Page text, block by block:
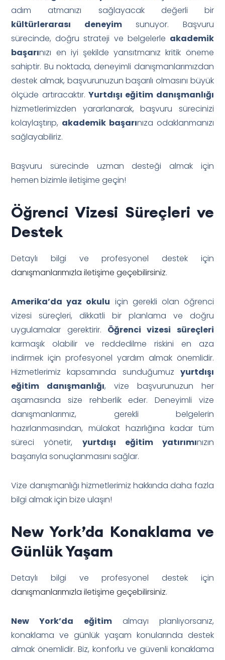
adım atmanızı sağlayacak değerli bir
kültürlerarası deneyimsunuyor. Başvuru
sürecinde, doğru strateji ve belgelerle akademik
başarınızı en iyi şekilde yansıtmanız kritik öneme
sahiptir. Bu noktada, deneyimli danışmanlarımızdan
destek almak, başvurunuzun başarılı olmasını büyük
ölçüde artıracaktır. Yurtdışı eğitim danışmanlığı
hizmetlerimizden yararlanarak, başvuru sürecinizi
kolaylaştırıp, akademik başarınıza odaklanmanızı
sağlayabiliriz.
Başvuru sürecinde uzman desteği almak için
hemen bizimle iletişime geçin!
Öğrenci Vizesi Süreçleri ve
Destek
Detaylı bilgi ve profesyonel destek için
danışmanlarımızla iletişime geçebilirsiniz.
Amerika’da yaz okulu için gerekli olan öğrenci
vizesi süreçleri, dikkatli bir planlama ve doğru
uygulamalar gerektirir. Öğrenci vizesi süreçleri
karmaşık olabilir ve reddedilme riskini en aza
indirmek için profesyonel yardım almak önemlidir.
Hizmetlerimiz kapsamında sunduğumuz yurtdışı
eğitim danışmanlığı, vize başvurunuzun her
aşamasında size rehberlik eder. Deneyimli vize
danışmanlarımız, gerekli belgelerin
hazırlanmasından, mülakat hazırlığına kadar tüm
süreci yönetir, yurtdışı eğitim yatırımınızın
başarıyla sonuçlanmasını sağlar.
Vize danışmanlığı hizmetlerimiz hakkında daha fazla
bilgi almak için bize ulaşın!
New York’da Konaklama ve
Günlük Yaşam
Detaylı bilgi ve profesyonel destek için
danışmanlarımızla iletişime geçebilirsiniz.
New York’da eğitimalmayı planlıyorsanız,
konaklama ve günlük yaşam konularında destek
almak önemlidir. Biz, konforlu ve güvenli konaklama